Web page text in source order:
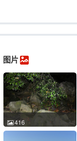
图片
416
龙洞山溪鲵 Batrachuperus